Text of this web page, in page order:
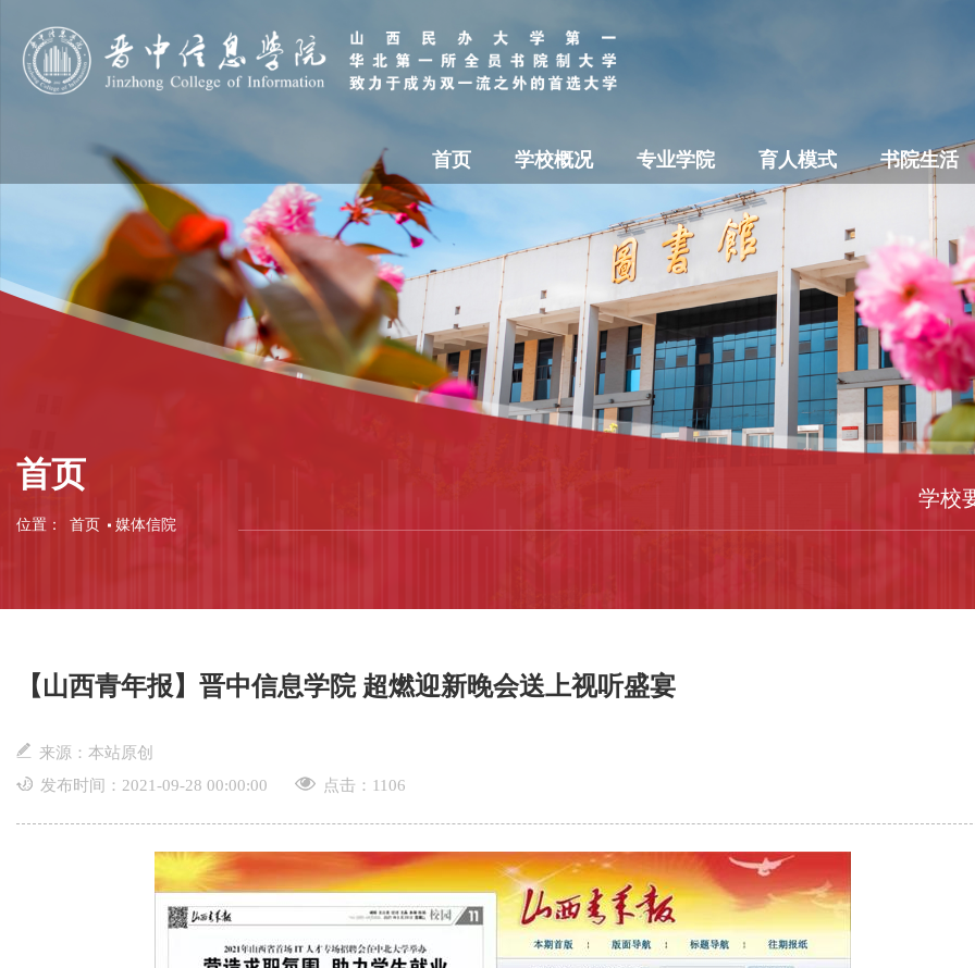
首页 学校概况 专业学院 育人模式 书院生活
首页
位置： 首页 媒体信院
学校
【山西青年报】晋中信息学院 超燃迎新晚会送上视听盛宴
来源：本站原创
发布时间：2021-09-28 00:00:00
点击： 1106